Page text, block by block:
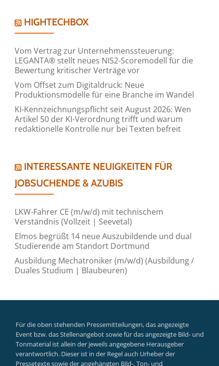
HIGHTECHBOX
Vom Vertrag zur Unternehmenssteuerung:
LEGANTA® stellt neues NIS2-Scoremodell für die
Bewertung kritischer Verträge vor
Vom Offset zum Digitaldruck: Neue
Produktionsmodelle für eine Branche im Wandel
KI-Kennzeichnungspflicht seit August 2026: Wen
Artikel 50 der KI-Verordnung trifft und warum
redaktionelle Kontrolle nur bei Texten befreit
INTERESSANTE NEUIGKEITEN FÜR
JOBSUCHENDE & AZUBIS
LKW-Fahrer CE (m/w/d) mit technischem
Verständnis (Vollzeit | Seevetal)
Elmos begrüßt 14 neue Auszubildende und dual
Studierende am Standort Dortmund
Ausbildung Mechatroniker (m/w/d) (Ausbildung /
Duales Studium | Blaubeuren)
Für die oben stehenden Pressemitteilungen, das angezeigte
Event bzw. das Stellenangebot sowie für das angezeigte Bild- und
Tonmaterial ist allein der jeweils angegebene Herausgeber
verantwortlich. Dieser ist in der Regel auch Urheber der
Pressetexte sowie der angehängten Bild-, Ton- und